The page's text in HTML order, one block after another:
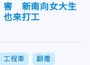
害 新南向女大生
也來打工
工程車 翻覆